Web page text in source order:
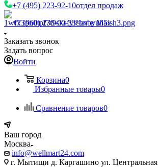
+7 (495) 223-92-10отдел продаж
+7 (960) 230-00-33Чат в Max
Заказать звонок
Задать вопрос
Войти
Корзина0
Избранные товары0
Сравнение товаров0
Ваш город
Москва
info@wellmart24.com
г. Мытищи д. Каргашино ул. Центральная